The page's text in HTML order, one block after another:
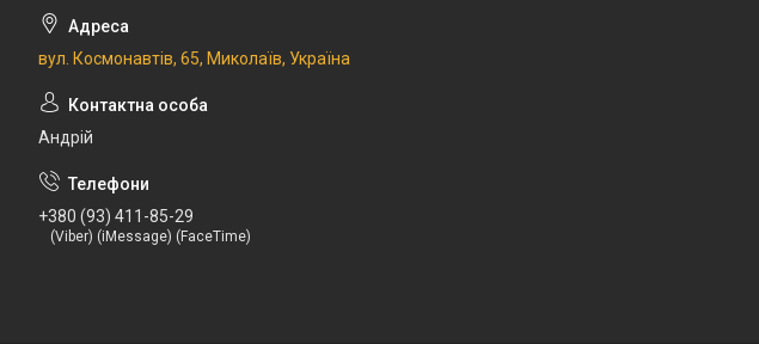
вул. Космонавтів, 65, Миколаїв, Україна
Андрій
+380 (93) 411-85-29
(Viber) (iMessage) (FaceTime)